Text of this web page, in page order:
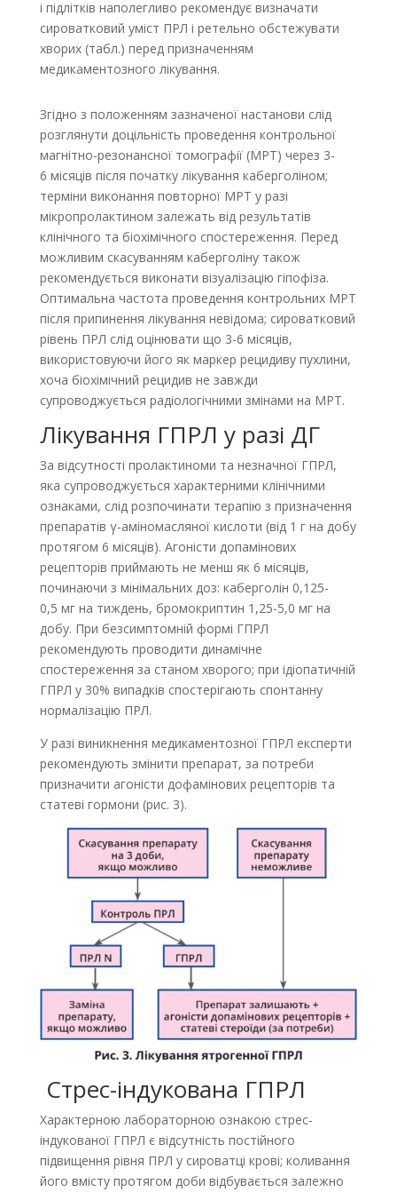
і підлітків наполегливо рекомендує визначати
сироватковий уміст ПРЛ і ретельно обстежувати
хворих (табл.) перед призначенням
медикаментозного лікування.
Згідно з положенням зазначеної настанови слід
розглянути доцільність проведення контрольної
магнітно-резонансної томографії (МРТ) через 3-
6 місяців після початку лікування каберголіном;
терміни виконання повторної МРТ у разі
мікропролактином залежать від результатів
клінічного та біохімічного спостереження. Перед
можливим скасуванням каберголіну також
рекомендується виконати візуалізацію гіпофіза.
Оптимальна частота проведення контрольних МРТ
після припинення лікування невідома; сироватковий
рівень ПРЛ слід оцінювати що 3-6 місяців,
використовуючи його як маркер рецидиву пухлини,
хоча біохімічний рецидив не завжди
супроводжується радіологічними змінами на МРТ.
Лікування ГПРЛ у разі ДГ
За відсутності пролактиноми та незначної ГПРЛ,
яка супроводжується характерними клінічними
ознаками, слід розпочинати терапію з призначення
препаратів γ-аміномасляної кислоти (від 1 г на добу
протягом 6 місяців). Агоністи допамінових
рецепторів приймають не менш як 6 місяців,
починаючи з мінімальних доз: каберголін 0,125-
0,5 мг на тиждень, бромокриптин 1,25-5,0 мг на
добу. При безсимптомній формі ГПРЛ
рекомендують проводити динамічне
спостереження за станом хворого; при ідіопатичній
ГПРЛ у 30% випадків спостерігають спонтанну
нормалізацію ПРЛ.
У разі виникнення медикаментозної ГПРЛ експерти
рекомендують змінити препарат, за потреби
призначити агоністи дофамінових рецепторів та
статеві гормони (рис. 3).
Стрес-індукована ГПРЛ
Характерною лабораторною ознакою стрес-
індукованої ГПРЛ є відсутність постійного
підвищення рівня ПРЛ у сироватці крові; коливання
його вмісту протягом доби відбувається залежно